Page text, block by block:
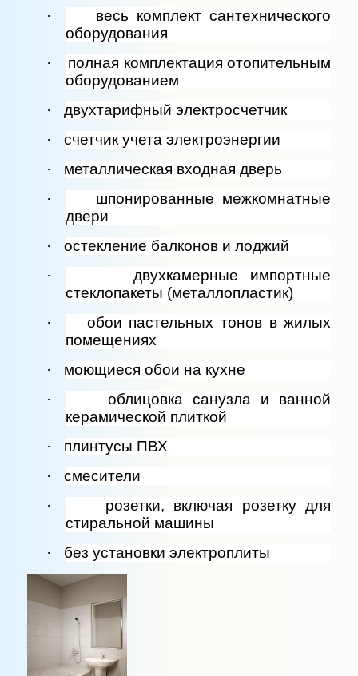
·
весь комплект сантехнического
оборудования
·
полная комплектация отопительным
оборудованием
·
двухтарифный электросчетчик
·
счетчик учета электроэнергии
·
металлическая входная дверь
·
шпонированные межкомнатные
двери
·
остекление балконов и лоджий
·
двухкамерные импортные
стеклопакеты (металлопластик)
·
обои пастельных тонов в жилых
помещениях
·
моющиеся обои на кухне
·
облицовка санузла и ванной
керамической плиткой
·
плинтусы ПВХ
·
смесители
·
розетки, включая розетку для
стиральной машины
·
без установки электроплиты